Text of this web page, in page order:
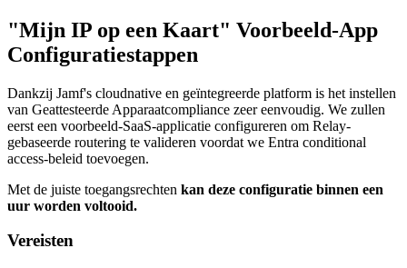
"Mijn IP op een Kaart" Voorbeeld-App
Configuratiestappen
Dankzij Jamf's cloudnative en geïntegreerde platform is het instellen
van Geattesteerde Apparaatcompliance zeer eenvoudig. We zullen
eerst een voorbeeld-SaaS-applicatie configureren om Relay-
gebaseerde routering te valideren voordat we Entra conditional
access-beleid toevoegen.
Met de juiste toegangsrechten kan deze configuratie binnen een
uur worden voltooid.
Vereisten